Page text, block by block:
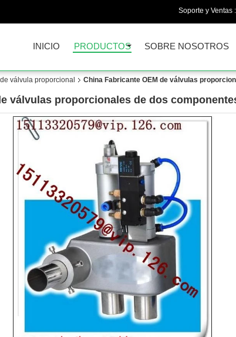
Soporte y Ventas :
INICIO PRODUCTOS SOBRE NOSOTROS
válvula proporcional China Fabricante OEM de válvulas
válvulas proporcionales de dos